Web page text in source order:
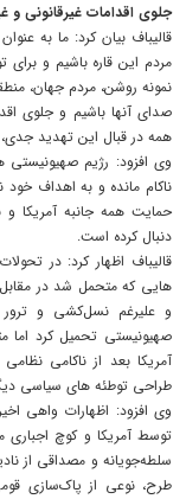
جلوی اقدامات غیرقانونی و
قالیباف بیان کرد: ما به
مردم این قاره باشیم و
نمونه‌ روشن، مردم جهان،
صدای آنها باشیم و جلوی
همه در قبال این تهدید
وی افزود: رژیم صهیونیستی
ناکام مانده و به اهداف
حمایت همه جانبه آمریکا و
دنبال کرده است.
قالیباف اظهار کرد: در
هایی که متحمل شد در
و علیرغم نسل‌کشی و ترور
صهیونیستی تحمیل کرد اما
آمریکا بعد از ناکامی
طراحی توطئه های سیاسی
وی افزود: اظهارات واهی
توسط آمریکا و کوچ اجباری
سلطه‌جویانه و مصداقی از
طرح، نوعی از پاک‌سازی